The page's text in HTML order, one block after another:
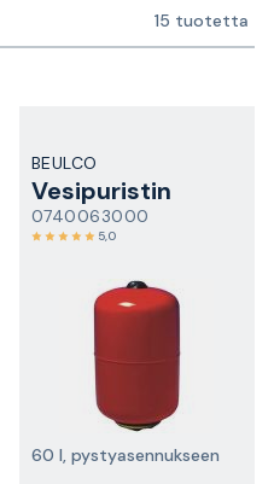
15 tuotetta
BEULCO
Vesipuristin
0740063000
5,0
60 l, pystyasennukseen